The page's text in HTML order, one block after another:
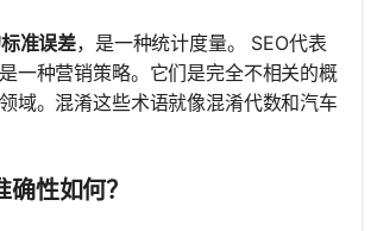
准误差，是一种统计度量。 SEO代表
一种营销策略。它们是完全不相关的概
域。混淆这些术语就像混淆代数和汽车
性如何？